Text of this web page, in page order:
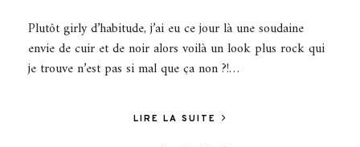
Plutôt girly d’habitude, j’ai eu ce jour là une soudaine
envie de cuir et de noir alors voilà un look plus rock qui
je trouve n’est pas si mal que ça non ?!…
LIRE LA SUITE